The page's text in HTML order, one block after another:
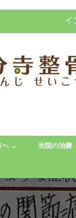
り・腰痛
える」完全予約制
へ 当院の治療